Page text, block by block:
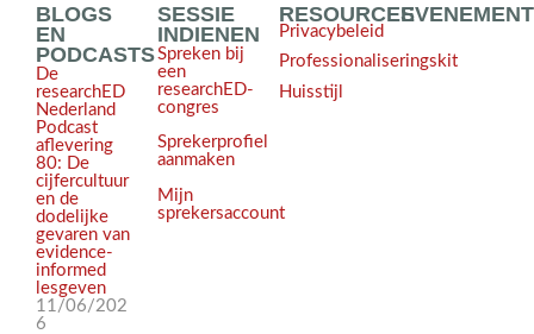
BLOGS
EN
PODCASTS
De
researchED
Nederland
Podcast
aflevering
80: De
cijfercultuur
en de
dodelijke
gevaren van
evidence-
informed
lesgeven
11/06/202
6
SESSIE
INDIENEN
Spreken bij
een
researchED-
congres
Sprekerprofiel
aanmaken
Mijn
sprekersaccount
RESOURCES
Privacybeleid
Professionaliseringskit
Huisstijl